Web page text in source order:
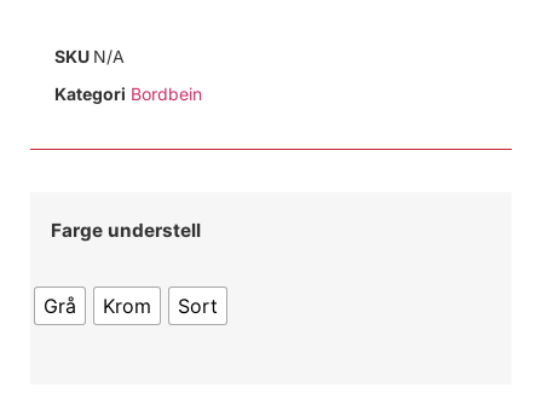
SKU N/A
Kategori Bordbein
Farge understell
Grå Krom Sort